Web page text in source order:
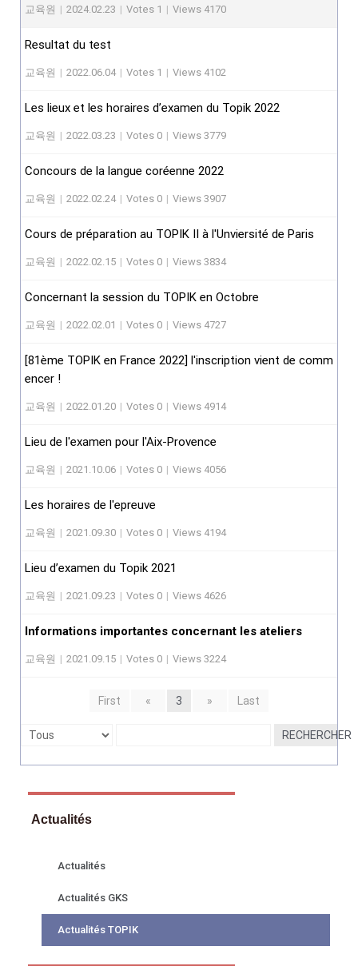
교육원 | 2024.02.23 | Votes 1 | Views 4170
Resultat du test
교육원 | 2022.06.04 | Votes 1 | Views 4102
Les lieux et les horaires d’examen du Topik 2022
교육원 | 2022.03.23 | Votes 0 | Views 3779
Concours de la langue coréenne 2022
교육원 | 2022.02.24 | Votes 0 | Views 3907
Cours de préparation au TOPIK II à l'Unviersité de Paris
교육원 | 2022.02.15 | Votes 0 | Views 3834
Concernant la session du TOPIK en Octobre
교육원 | 2022.02.01 | Votes 0 | Views 4727
[81ème TOPIK en France 2022] l'inscription vient de comm
encer !
교육원 | 2022.01.20 | Votes 0 | Views 4914
Lieu de l'examen pour l'Aix-Provence
교육원 | 2021.10.06 | Votes 0 | Views 4056
Les horaires de l'epreuve
교육원 | 2021.09.30 | Votes 0 | Views 4194
Lieu d’examen du Topik 2021
교육원 | 2021.09.23 | Votes 0 | Views 4626
Informations importantes concernant les ateliers
교육원 | 2021.09.15 | Votes 0 | Views 3224
First « 3 » Last
RECHERCHER
Actualités
Actualités
Actualités GKS
Actualités TOPIK